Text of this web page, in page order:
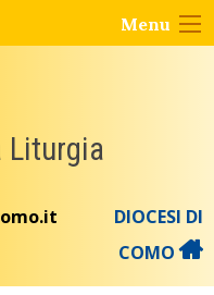
Menu
Liturgia
DIOCESI DI
COMO